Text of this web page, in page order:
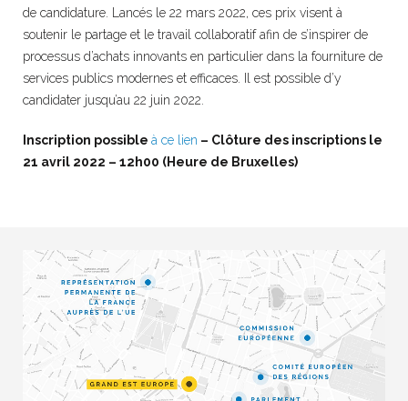
de candidature. Lancés le 22 mars 2022, ces prix visent à
soutenir le partage et le travail collaboratif afin de s’inspirer de
processus d’achats innovants en particulier dans la fourniture de
services publics modernes et efficaces. Il est possible d’y
candidater jusqu’au 22 juin 2022.
Inscription possible à ce lien – Clôture des inscriptions le
21 avril 2022 – 12h00 (Heure de Bruxelles)